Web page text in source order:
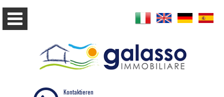
Kontaktieren